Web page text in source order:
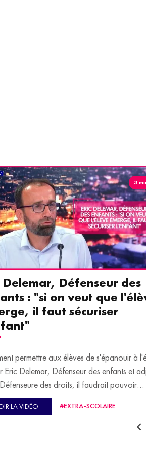
Saint-Louis AP-HP. Il est même possible
de passer des examens comme le
3
Delemar, Défenseur des
: "si on veut que
il faut sécuriser
permettre aux élèves de s'épanouir à
Eric Delemar, Défenseur des enfants et
des droits, il faudrait pouvoir
d'eux durant l'entièreté du temps qu'ils
à l'école, et pas seulement durant les
LA VIDÉO #EXTRA-SCOLAIRE